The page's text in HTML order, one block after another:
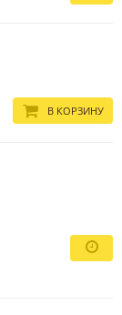
В КОРЗИНУ